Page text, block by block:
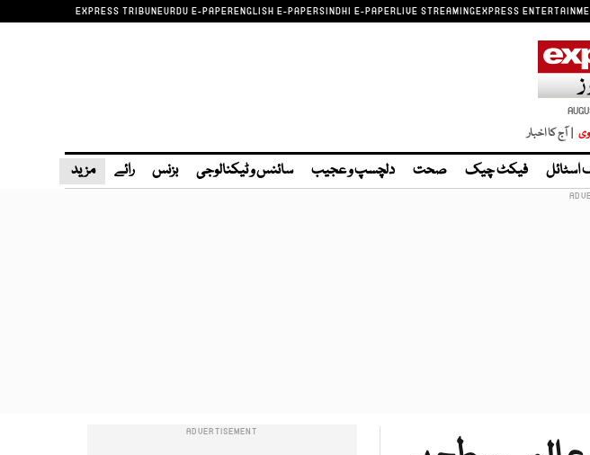
EXPRESS TRIBUNEURDU E-PAPERENGLISH E-PAPERSINDHI E-PAPERLIVE STREAMINGEXPRESS
وی | آج کا اخبار
اسٹائل فیکٹ چیک صحت دلچسپ و عجیب سائنس و ٹیکنالوجی بزنس رائے مزید